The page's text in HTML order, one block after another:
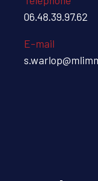
06.48.39.97.62
E-mail